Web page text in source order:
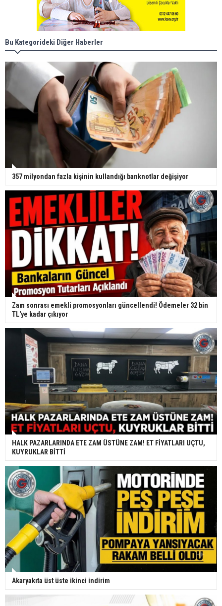
Bu Kategorideki Diğer Haberler
357 milyondan fazla kişinin kullandığı banknotlar değişiyor
Zam sonrası emekli promosyonları güncellendi! Ödemeler 32 bin
TL'ye kadar çıkıyor
HALK PAZARLARINDA ETE ZAM ÜSTÜNE ZAM! ET FİYATLARI UÇTU,
KUYRUKLAR BİTTİ
Akaryakıta üst üste ikinci indirim